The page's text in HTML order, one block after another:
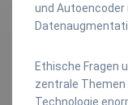
und
Ethische Fragen
zentrale Themen
Technologie